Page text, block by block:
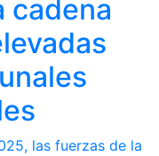
cadena
las fuerzas de la